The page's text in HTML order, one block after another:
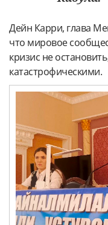
Дейн Карри, глава
что мировое
кризис не
катастрофическими.